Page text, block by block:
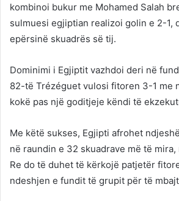
kombinoi bukur me Mohamed Salah
sulmuesi egjiptian realizoi golin e 2-1,
epërsinë skuadrës së tij.
Dominimi i Egjiptit vazhdoi deri në
82-të Trézéguet vulosi fitoren 3-1 me
kokë pas një goditjeje këndi të
Me këtë sukses, Egjipti afrohet
në raundin e 32 skuadrave më të mira,
Re do të duhet të kërkojë patjetër
ndeshjen e fundit të grupit për të